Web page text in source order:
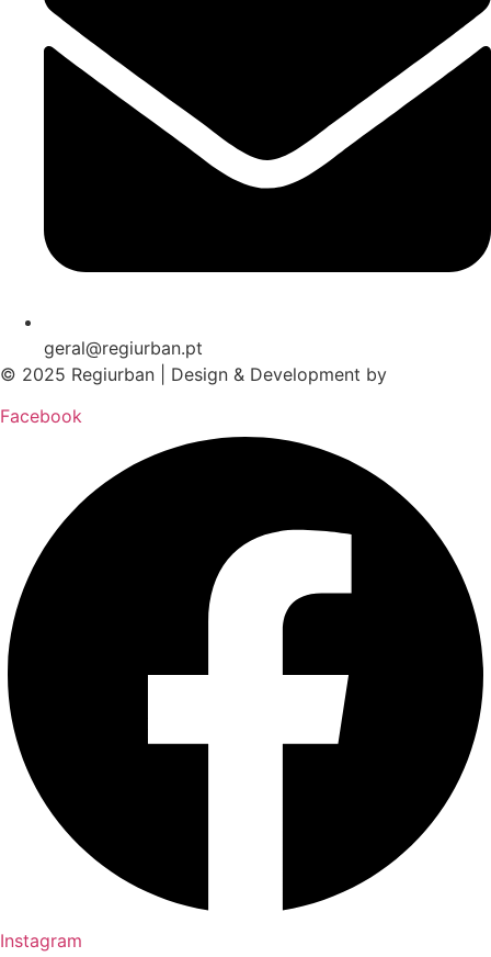
geral@regiurban.pt
© 2025 Regiurban | Design & Development by
Facebook
Instagram